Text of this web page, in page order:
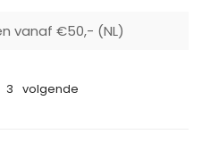
vanaf €50,- (NL)
3 volgende